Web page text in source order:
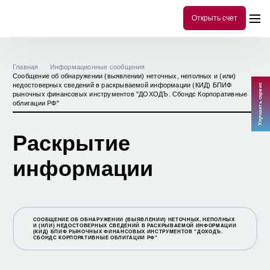
Открыть счет
Главная
Информационные сообщения
Сообщение об обнаружении (выявлении) неточных, неполных и (или)
недостоверных сведений в раскрываемой информации (КИД) БПИФ
рыночных финансовых инструментов "ДОХОДЪ. Сбондс Корпоративные
облигации РФ"
Раскрытие
информации
СООБЩЕНИЕ ОБ ОБНАРУЖЕНИИ (ВЫЯВЛЕНИИ) НЕТОЧНЫХ, НЕПОЛНЫХ
И (ИЛИ) НЕДОСТОВЕРНЫХ СВЕДЕНИЙ В РАСКРЫВАЕМОЙ ИНФОРМАЦИИ
(КИД) БПИФ РЫНОЧНЫХ ФИНАНСОВЫХ ИНСТРУМЕНТОВ "ДОХОДЪ.
СБОНДС КОРПОРАТИВНЫЕ ОБЛИГАЦИИ РФ"
Улучшить сервис